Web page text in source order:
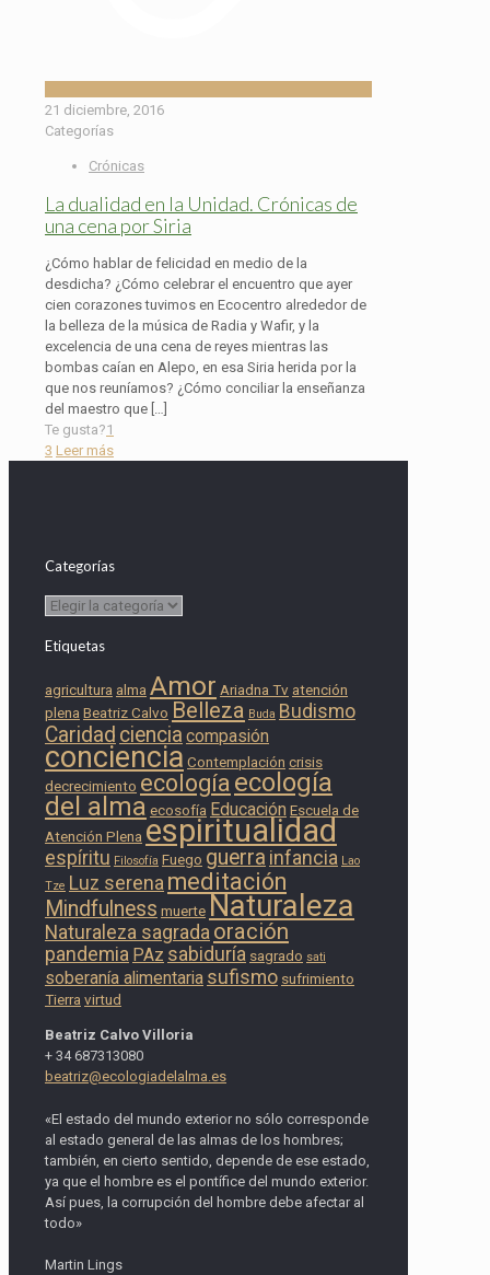
21 diciembre, 2016
Categorías
Crónicas
La dualidad en la Unidad. Crónicas de
una cena por Siria
¿Cómo hablar de felicidad en medio de la
desdicha? ¿Cómo celebrar el encuentro que ayer
cien corazones tuvimos en Ecocentro alrededor de
la belleza de la música de Radia y Wafir, y la
excelencia de una cena de reyes mientras las
bombas caían en Alepo, en esa Siria herida por la
que nos reuníamos? ¿Cómo conciliar la enseñanza
del maestro que
Te gusta?1
3 Leer más
Categorías
Categorías
Etiquetas
agricultura alma Amor Ariadna Tv atención
plena Beatriz Calvo Belleza Buda Budismo
Caridad ciencia compasión
conciencia Contemplación crisis
decrecimiento ecología ecología
del alma ecosofía Educación Escuela de
Atención Plena espiritualidad
espíritu Filosofía Fuego guerra infancia Lao
Tze Luz serena meditación
Mindfulness muerte Naturaleza
Naturaleza sagrada oración
pandemia PAz sabiduría sagrado sati
soberanía alimentaria sufismo sufrimiento
Tierra virtud
Beatriz Calvo Villoria
+ 34 687313080
beatriz@ecologiadelalma.es
«El estado del mundo exterior no sólo corresponde
al estado general de las almas de los hombres;
también, en cierto sentido, depende de ese estado,
ya que el hombre es el pontífice del mundo exterior.
Así pues, la corrupción del hombre debe afectar al
todo»
Martin Lings